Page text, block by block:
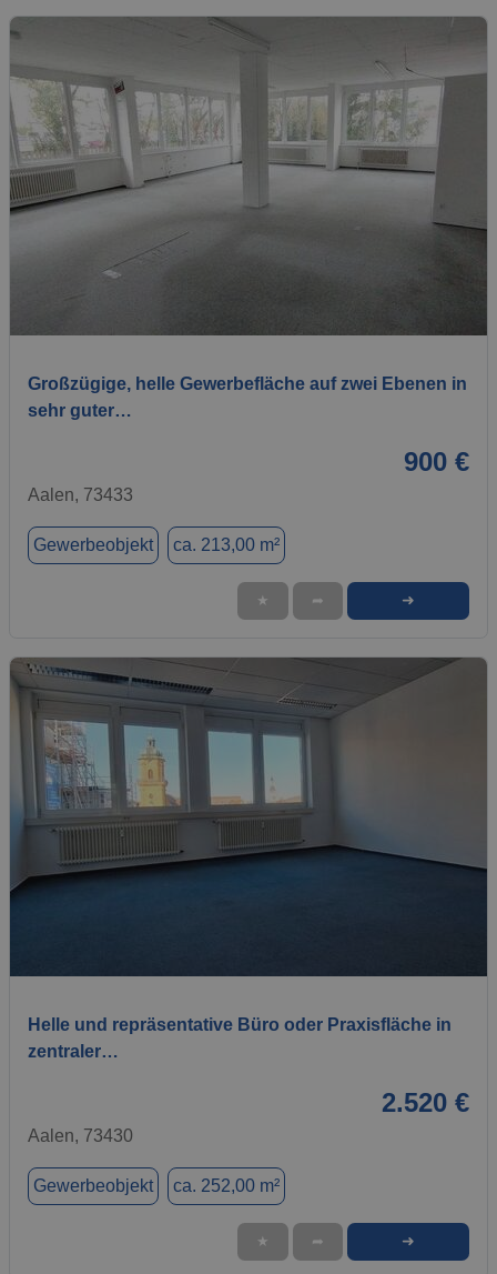
Großzügige, helle Gewerbefläche auf zwei Ebenen in
sehr guter…
900 €
Aalen, 73433
Gewerbeobjekt ca. 213,00 m²
★ ➦ ➜
Helle und repräsentative Büro oder Praxisfläche in
zentraler…
2.520 €
Aalen, 73430
Gewerbeobjekt ca. 252,00 m²
★ ➦ ➜